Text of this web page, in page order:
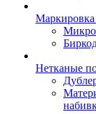
Нетканые